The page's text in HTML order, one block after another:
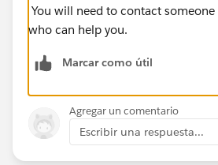
You will need to contact
who can help you.
Marcar como útil
Agregar un comentario
Escribir una respuesta...